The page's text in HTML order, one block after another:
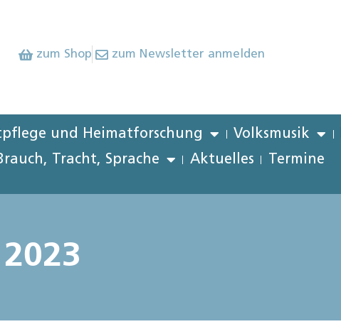
zum Shop zum Newsletter anmelden
und Heimatforschung Volksmusik
Tracht, Sprache
Aktuelles Termine